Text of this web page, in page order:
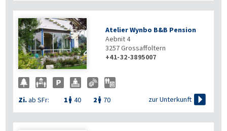
Atelier Wynbo B&B Pension
Aebnit 4
3257Grossaffoltern
+41-32-3895007
Zi.ab SFr: 1  40 2  70 zur Unterkunft 